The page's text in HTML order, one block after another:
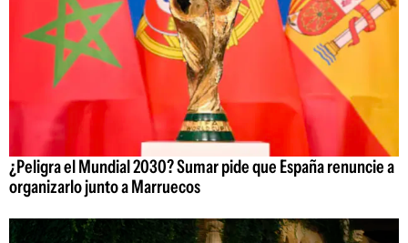
¿Peligra el Mundial 2030? Sumar pide que España renuncie a
organizarlo junto a Marruecos